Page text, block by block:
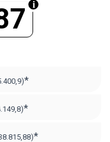
*
*
*